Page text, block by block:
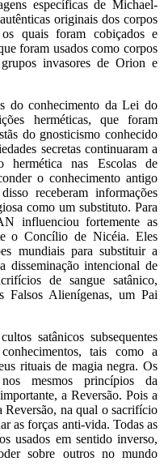
específicas de Michael-
originais dos corpos
quais foram cobiçados e
foram usados como corpos
invasores de Orion e
do conhecimento da Lei do
herméticas, que foram
do gnosticismo conhecido
secretas continuaram a
hermética nas Escolas de
o conhecimento antigo
receberam informações
como um substituto. Para
influenciou fortemente as
o Concílio de Nicéia. Eles
mundiais para substituir a
disseminação intencional de
de sangue satânico,
Falsos Alienígenas, um Pai
satânicos subsequentes
tais como a
rituais de magia negra. Os
nos mesmos princípios da
a Reversão. Pois a
Reversão, na qual o sacrifício
as forças anti-vida. Todas as
usados em sentido inverso,
sobre outros no mundo